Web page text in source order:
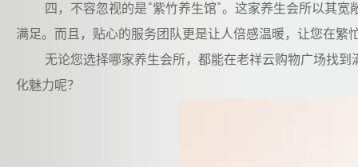
四，不容忽视的是“紫竹养生馆”。这家养生会所以其
满足。而且，贴心的服务团队更是让人倍感温暖，让您在繁
无论您选择哪家养生会所，都能在老祥云购物广场找
化魅力呢？